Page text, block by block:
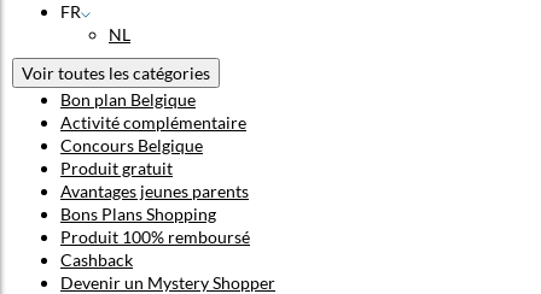
FR
NL
Voir toutes les catégories
Bon plan Belgique
Activité complémentaire
Concours Belgique
Produit gratuit
Avantages jeunes parents
Bons Plans Shopping
Produit 100% remboursé
Cashback
Devenir un Mystery Shopper